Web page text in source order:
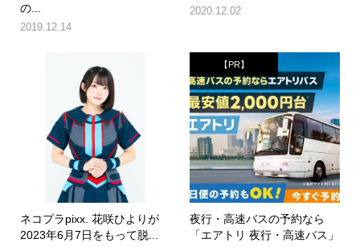
の...
2019.12.14
2020.12.02
ネコプラpixx. 花咲ひよりが
2023年6月7日をもって脱...
【PR】
夜行・高速バスの予約なら
「エアトリ 夜行・高速バス」